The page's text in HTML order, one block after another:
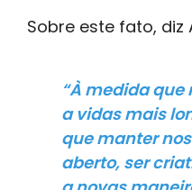
Sobre este fato, diz
“À medida
a vidas mais
que manter
aberto, ser